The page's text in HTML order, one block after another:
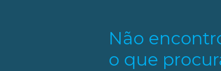
Não
o que